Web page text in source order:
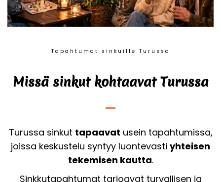
Tapahtumat sinkuille Turussa
Missä sinkut kohtaavat Turussa
Turussa sinkut tapaavat usein tapahtumissa,
joissa keskustelu syntyy luontevasti yhteisen
tekemisen kautta.
Sinkkutapahtumat tarjoavat turvallisen ja